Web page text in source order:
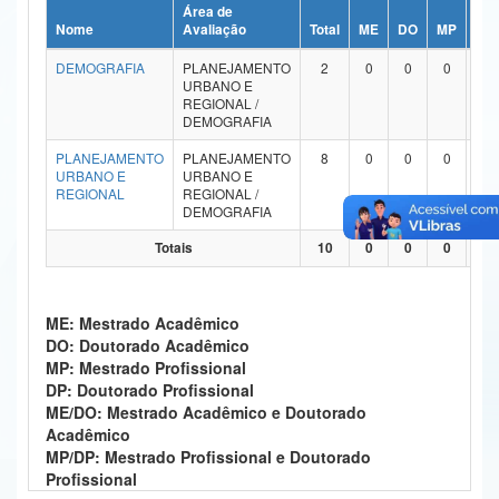
Ministério da Ciência, Tecnologia, Inovações e Comunicações
Ministério do Meio Ambiente
Ministério do Desenvolvimento Regional
Ministério da Mulher, da Família e dos Direitos Humanos
Secretaria de Governo
Gabinete de Segurança Institucional
Advocacia-Geral da União
Banco Central do Brasil
Nome
Área de
Avaliação
Total ME DO MP
DEMOGRAFIA
PLANEJAMENTO
URBANO E
REGIONAL /
DEMOGRAFIA
2 0 0 0
PLANEJAMENTO
URBANO E
REGIONAL
PLANEJAMENTO
URBANO E
REGIONAL /
DEMOGRAFIA
8 0 0 0
Totais 10 0 0 0
ME: Mestrado Acadêmico
DO: Doutorado Acadêmico
MP: Mestrado Profissional
DP: Doutorado Profissional
ME/DO: Mestrado Acadêmico e Doutorado
Acadêmico
MP/DP: Mestrado Profissional e Doutorado
Profissional